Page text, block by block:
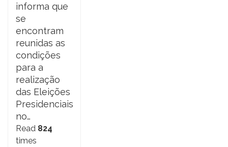
informa que
se
encontram
reunidas as
condições
para a
realização
das Eleições
Presidenciais
no…
Read 824
times